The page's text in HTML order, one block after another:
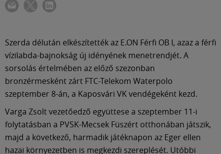
Szerda délután elkészítették az E.ON Férfi OB I, azaz a férfi
vízilabda-bajnokság új idényének menetrendjét. A
sorsolás értelmében az előző szezonban
bronzérmesként zárt FTC-Telekom Waterpolo
szeptember 8-án, a Kaposvári VK vendégeként kezd.
Varga Zsolt vezetőedző együttese a szeptember 11-i
folytatásban a PVSK-Mecsek Füszért otthonában játszik,
majd a következő, harmadik játéknapon az Eger ellen
hazai környezetben is megkezdi szereplését. Utóbbi
Shop
Közösség
Múzeum
English